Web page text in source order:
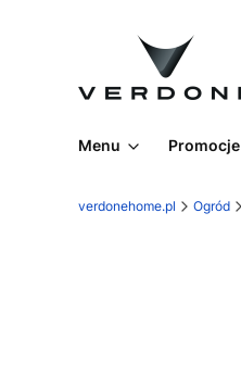
Menu Promocje
verdonehome.pl Ogród